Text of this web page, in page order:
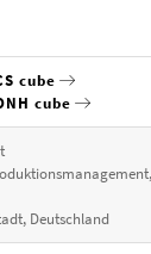
cube
cube
Deutschland